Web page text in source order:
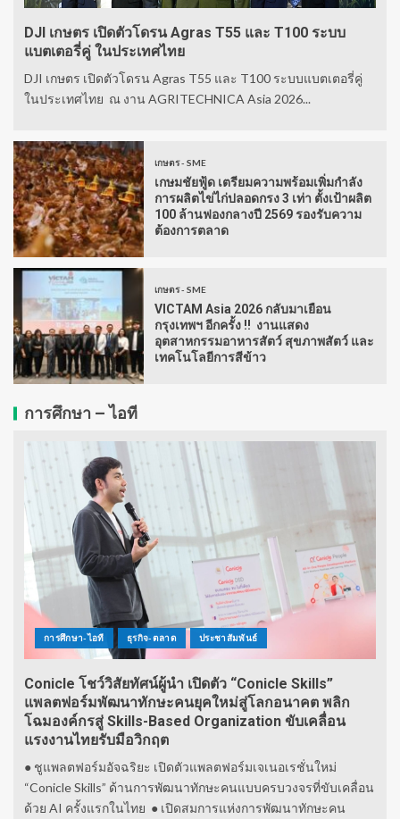
DJI เกษตร เปิดตัวโดรน Agras T55 และ T100 ระบบ
แบตเตอรี่คู่ ในประเทศไทย
DJI เกษตร เปิดตัวโดรน Agras T55 และ T100 ระบบแบตเตอรี่คู่
ในประเทศไทย ณ งาน AGRITECHNICA Asia 2026...
เกษตร - SME
เกษมชัยฟู้ด เตรียมความพร้อมเพิ่มกำลัง
การผลิตไข่ไก่ปลอดกรง 3 เท่า ตั้งเป้าผลิต
100 ล้านฟองกลางปี 2569 รองรับความ
ต้องการตลาด
เกษตร - SME
VICTAM Asia 2026 กลับมาเยือน
กรุงเทพฯ อีกครั้ง !! งานแสดง
อุตสาหกรรมอาหารสัตว์ สุขภาพสัตว์ และ
เทคโนโลยีการสีข้าว
การศึกษา – ไอที
การศึกษา-ไอที ธุรกิจ-ตลาด ประชาสัมพันธ์
Conicle โชว์วิสัยทัศน์ผู้นำ เปิดตัว “Conicle Skills”
แพลตฟอร์มพัฒนาทักษะคนยุคใหม่สู่โลกอนาคต พลิก
โฉมองค์กรสู่ Skills-Based Organization ขับเคลื่อน
แรงงานไทยรับมือวิกฤต
● ชูแพลตฟอร์มอัจฉริยะ เปิดตัวแพลตฟอร์มเจเนอเรชั่นใหม่
“Conicle Skills” ด้านการพัฒนาทักษะคนแบบครบวงจรที่ขับเคลื่อน
ด้วย AI ครั้งแรกในไทย ● เปิดสมการแห่งการพัฒนาทักษะคน